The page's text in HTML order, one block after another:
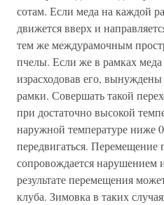
сотам. Если меда на каждой
движется вверх и
тем же междурамочным
пчелы. Если же в рамках
израсходовав его,
рамки. Совершать такой
при достаточно высокой
наружной температуре ниже
передвигаться. Перемещение
сопровождается нарушением
результате перемещения
клуба. Зимовка в таких